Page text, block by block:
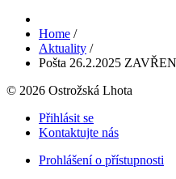
Home /
Aktuality /
Pošta 26.2.2025
© 2026 Ostrožská Lhota
Přihlásit se
Kontaktujte nás
Prohlášení o přístupnosti